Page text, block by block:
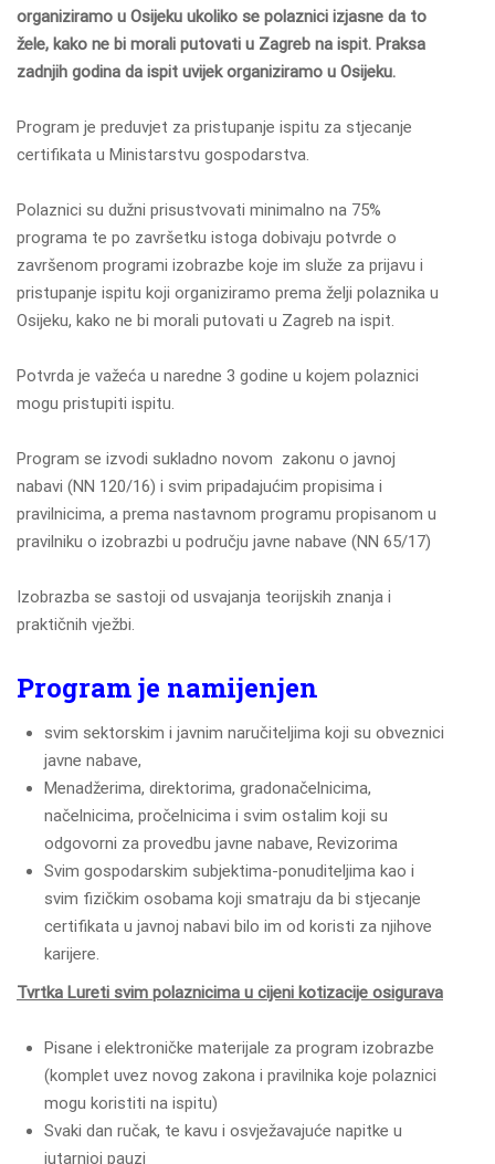
organiziramo u Osijeku ukoliko se polaznici izjasne da to
žele, kako ne bi morali putovati u Zagreb na ispit. Praksa
zadnjih godina da ispit uvijek organiziramo u Osijeku.
Program je preduvjet za pristupanje ispitu za stjecanje
certifikata u Ministarstvu gospodarstva.
Polaznici su dužni prisustvovati minimalno na 75%
programa te po završetku istoga dobivaju potvrde o
završenom programi izobrazbe koje im služe za prijavu i
pristupanje ispitu koji organiziramo prema želji polaznika u
Osijeku, kako ne bi morali putovati u Zagreb na ispit.
Potvrda je važeća u naredne 3 godine u kojem polaznici
mogu pristupiti ispitu.
Program se izvodi sukladno novom zakonu o javnoj
nabavi (NN 120/16) i svim pripadajućim propisima i
pravilnicima, a prema nastavnom programu propisanom u
pravilniku o izobrazbi u području javne nabave (NN 65/17)
Izobrazba se sastoji od usvajanja teorijskih znanja i
praktičnih vježbi.
Program je namijenjen
svim sektorskim i javnim naručiteljima koji su obveznici
javne nabave,
Menadžerima, direktorima, gradonačelnicima,
načelnicima, pročelnicima i svim ostalim koji su
odgovorni za provedbu javne nabave, Revizorima
Svim gospodarskim subjektima-ponuditeljima kao i
svim fizičkim osobama koji smatraju da bi stjecanje
certifikata u javnoj nabavi bilo im od koristi za njihove
karijere.
Tvrtka Lureti svim polaznicima u cijeni kotizacije osigurava
Pisane i elektroničke materijale za program izobrazbe
(komplet uvez novog zakona i pravilnika koje polaznici
mogu koristiti na ispitu)
Svaki dan ručak, te kavu i osvježavajuće napitke u
jutarnjoj pauzi